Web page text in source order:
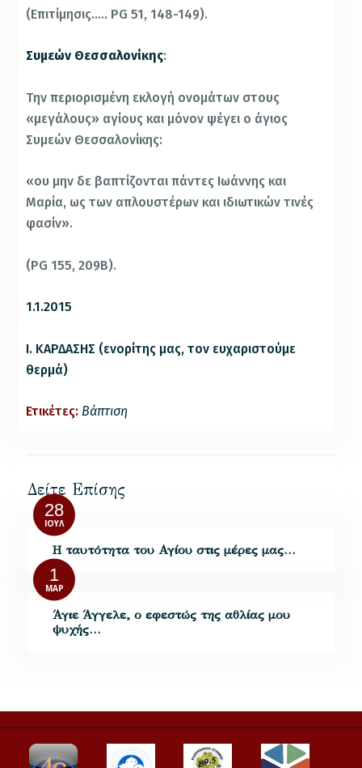
(Επιτίμησις….. PG 51, 148-149).
Συμεών Θεσσαλονίκης:
Την περιορισμένη εκλογή ονομάτων στους
«μεγάλους» αγίους και μόνον ψέγει ο άγιος
Συμεών Θεσσαλονίκης:
«ου μην δε βαπτίζονται πάντες Ιωάννης και
Μαρία, ως των απλουστέρων και ιδιωτικών τινές
φασίν».
(PG 155, 209B).
1.1.2015
Ι. ΚΑΡΔΑΣΗΣ (ενορίτης μας, τον ευχαριστούμε
θερμά)
Ετικέτες: Βάπτιση
Δείτε Επίσης
28
ΙΟΎΛ
Η ταυτότητα του Αγίου στις μέρες μας…
1
ΜΑΡ
Άγιε Άγγελε, ο εφεστώς της αθλίας μου
ψυχής…